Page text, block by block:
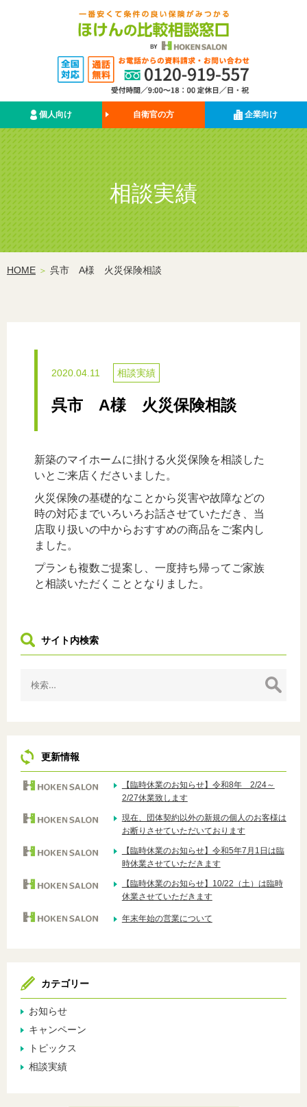
個人向け 自衛官の方 企業向け
相談実績
HOME ＞ 呉市 A様 火災保険相談
2020.04.11 相談実績
呉市 A様 火災保険相談
新築のマイホームに掛ける火災保険を相談した
いとご来店くださいました。
火災保険の基礎的なことから災害や故障などの
時の対応までいろいろお話させていただき、当
店取り扱いの中からおすすめの商品をご案内し
ました。
プランも複数ご提案し、一度持ち帰ってご家族
と相談いただくこととなりました。
サイト内検索
索:
更新情報
【臨時休業のお知らせ】令和8年 2/24～
2/27休業致します
現在、団体契約以外の新規の個人のお客様は
お断りさせていただいております
【臨時休業のお知らせ】令和5年7月1日は臨
時休業させていただきます
【臨時休業のお知らせ】10/22（土）は臨時
休業させていただきます
年末年始の営業について
カテゴリー
お知らせ
キャンペーン
トピックス
相談実績